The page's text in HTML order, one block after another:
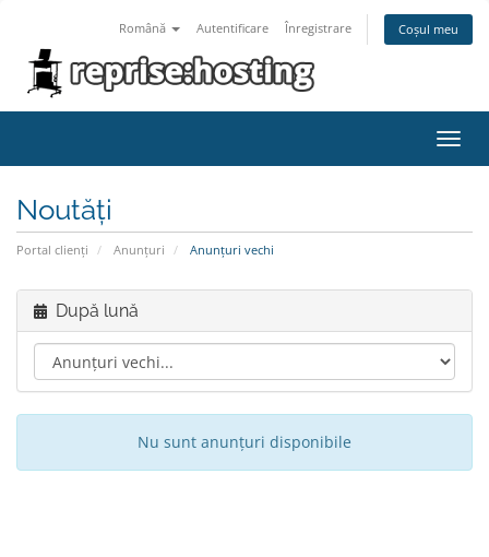
Română Autentificare Înregistrare Coșul meu
Noutăți
Portal clienți Anunțuri Anunțuri vechi
După lună
Nu sunt anunțuri disponibile